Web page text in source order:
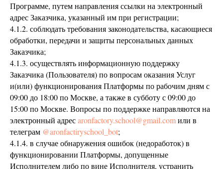
Программе, путем направления ссылки на электронный
адрес Заказчика, указанный им при регистрации;
4.1.2. соблюдать требования законодательства, касающиеся
обработки, передачи и защиты персональных данных
Заказчика;
4.1.3. осуществлять информационную поддержку
Заказчика (Пользователя) по вопросам оказания Услуг
и(или) функционирования Платформы по рабочим дням с
09:00 до 18:00 по Москве, а также в субботу с 09:00 до
15:00 по Москве. Вопросы по поддержке направляются на
электронный адресaronfactory.school@gmail.comили в
телеграм @aronfactiryschool_bot;
4.1.4. в случае обнаружения ошибок (недоработок) в
функционировании Платформы, допущенные
Исполнителем либо по вине Исполнителя, устранить